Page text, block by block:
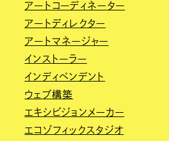
アートコーディネーター
アートディレクター
アートマネージャー
インストーラー
インディペンデント
ウェブ構築
エキシビジョンメーカー
エコゾフィックスタジオ